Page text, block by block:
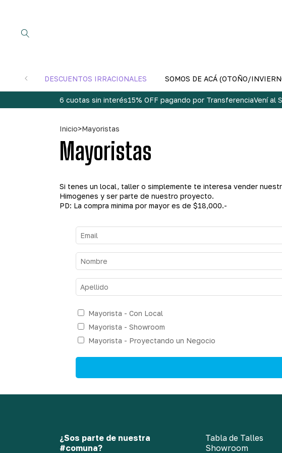
DESCUENTOS IRRACIONALES SOMOS DE ACÁ (OTOÑO/
6 cuotas sin interés15% OFF pagando por TransferenciaVení al
Inicio>Mayoristas
Mayoristas
Si tenes un local, taller o simplemente te interesa vender
Himogenes y ser parte de nuestro proyecto.
PD: La compra minima por mayor es de $18,000.-
Mayorista - Con Local
Mayorista - Showroom
Mayorista - Proyectando un Negocio
¿Sos parte de nuestra
#comuna?
Tabla de Talles
Showroom